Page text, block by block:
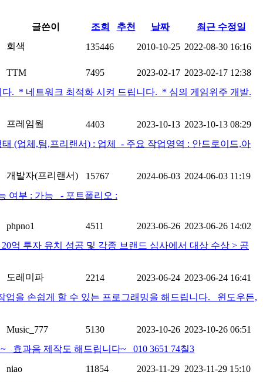
글쓴이 조회 추천 날짜
최근 수정일
회색 135446 2010-10-25 2022-08-30 16:16
TTM 7495 2023-02-17 2023-02-17 12:38
. * 네트워크 최적화 시켜 드립니다. * 심의 게임위주 개발.
프레임웤 4403 2023-10-13 2023-10-13 08:29
(업체,팀,프리랜서) : 업체 ​ - 주요 작업영역 : 안드로이드,아
개발자(프리랜서) 15767 2024-06-03 2024-06-03 11:19
여부 : 가능 - 포트폴리오 :
phpno1 4511 2023-06-26 2023-06-26 14:02
20억 투자 유치 성공 및 각종 브랜드 심사에서 대상 수상 > 공
도레미파 2214 2023-06-24 2023-06-24 16:41
을 손쉽게 할 수 있는 프로그래밍을 해드립니다. 윈도우든,
Music_777 5130 2023-10-26 2023-10-26 06:51
효과음 제작도 해드립니다~ 010 3651 74칠3
niao 11854 2023-11-29 2023-11-29 15:10